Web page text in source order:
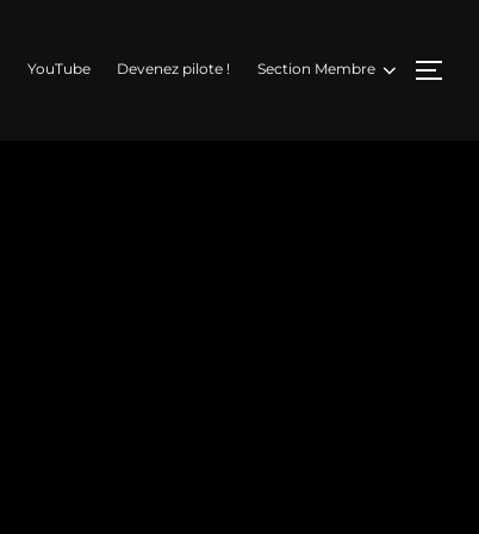
YouTube Devenez pilote ! Section Membre